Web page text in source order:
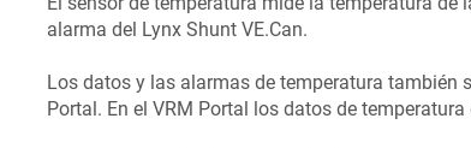
alarma del Lynx Shunt VE.Can.
Los datos y las alarmas de temperatura también
Portal. En el VRM Portal los datos de